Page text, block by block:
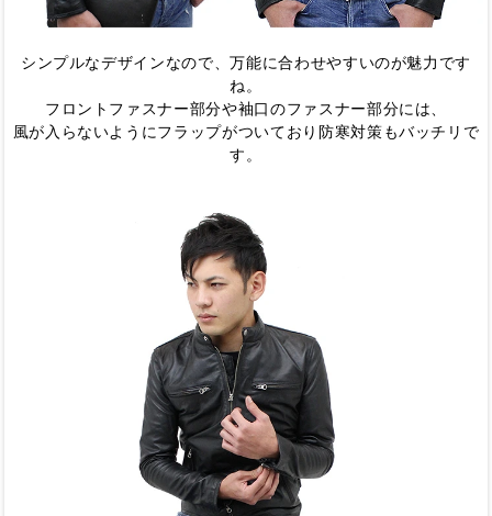
シンプルなデザインなので、万能に合わせやすいのが魅力です
ね。
フロントファスナー部分や袖口のファスナー部分には、
風が入らないようにフラップがついており防寒対策もバッチリで
す。